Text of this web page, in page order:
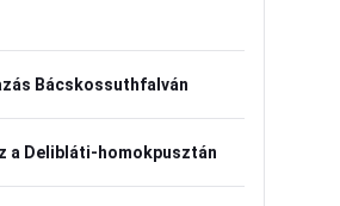
Bácskossuthfalván
a Delibláti-homokpusztán